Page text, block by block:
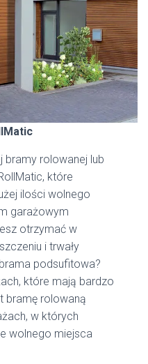
bramy rolowanej lub
które
ilości wolnego
garażowym
otrzymać w
i trwały
podsufitowa?
które mają bardzo
bramę rolowaną
w których
wolnego miejsca